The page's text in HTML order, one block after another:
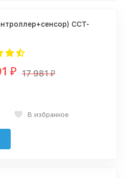
CCT-
₽ 17 981₽
В избранное